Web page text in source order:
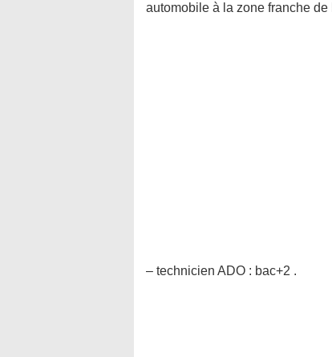
automobile à la zone franche
– technicien ADO : bac+2 .